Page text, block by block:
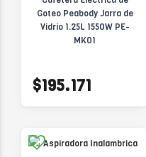
Goteo Peabody Jarra de
Vidrio 1.25L 1550W PE-
MK01
$195.171